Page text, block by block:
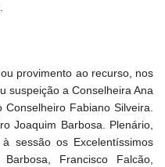
provimento ao recurso, nos
suspeição a Conselheira Ana
Fabiano Silveira.
Joaquim Barbosa. Plenário,
sessão os Excelentíssimos
Francisco Falcão,